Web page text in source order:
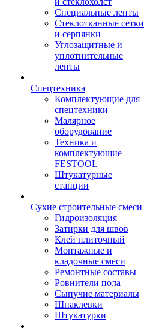
Специальные ленты
Стеклотканные сетки
и серпянки
Углозащитные и
уплотнительные
ленты
Спецтехника
Комплектующие для
спецтехники
Малярное
оборудование
Техника и
комплектующие
FESTOOL
Штукатурные
станции
Сухие строительные смеси
Гидроизоляция
Затирки для швов
Клей плиточный
Монтажные и
кладочные смеси
Ремонтные составы
Ровнители пола
Сыпучие материалы
Шпаклевки
Штукатурки